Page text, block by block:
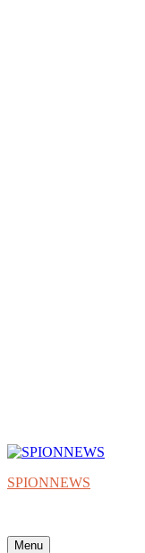
SPIONNEWS
Menu